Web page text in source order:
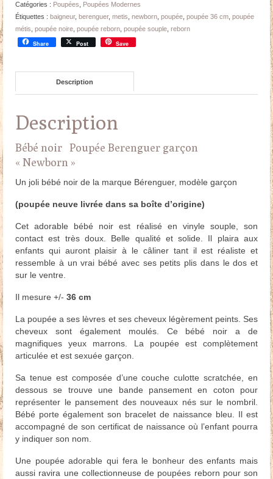
Catégories : Poupées
Poupées Modernes
Étiquettes : baigneur, berenguer, metis newborn poupée poupée 36 cm poupée
métis poupée noire poupée reborn poupée souple reborn
Share Post Save
Description
Description
Bébé noir Poupée Berenguer garçon
« Newborn »
Un joli bébé noir de la marque Bérenguer, modèle garçon
(poupée neuve livrée dans sa boîte d’origine)
Cet adorable bébé noir est réalisé en vinyle souple, son
contact est très doux. Belle qualité et solide. Il plaira aux
enfants qui auront plaisir à le câliner tant il est réaliste et
ressemble à un vrai bébé avec ses petits plis dans le dos et
sur le ventre.
Il mesure +/- 36 cm
La poupée a ses lèvres et ses cheveux légèrement peints. Ses
cheveux sont également moulés. Ce bébé noir a de
magnifiques yeux marrons. La poupée est complètement
articulée et est sexuée garçon.
Sa tenue est composée d’une couche culotte scratchée, en
dessous se trouve une bande pansement en coton pour
représenter le pansement des nouveaux nés sur le nombril.
Bébé porte également son bracelet de naissance bleu. Il est
accompagné de son certificat de naissance où l’enfant pourra
y indiquer son nom.
Une poupée adorable qui fera le bonheur des enfants mais
aussi ravira une collectionneuse de poupées reborn pour son